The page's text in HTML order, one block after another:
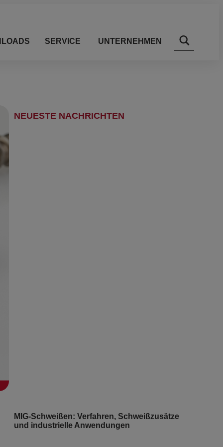
SERVICE UNTERNEHMEN
NEUESTE NACHRICHTEN
MIG-Schweißen: Verfahren, Schweißzusätze
und industrielle Anwendungen